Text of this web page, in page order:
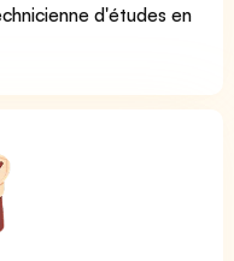
d'études en